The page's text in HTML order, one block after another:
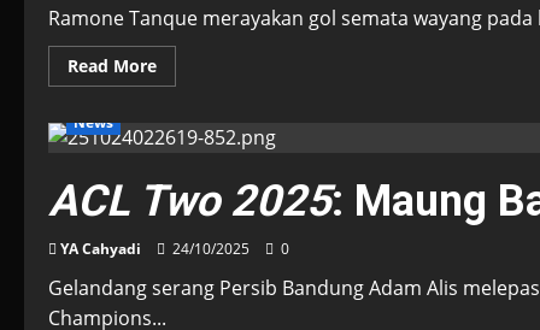
Ramone Tanque merayakan gol semata wayang pada
Read MoreRead
more
Sejarah:
Kalahkan
United
1-
0,
Juara
ACL
2!
News
ACL Two 2025: Maung
YA Cahyadi 24/10/2025 0
Gelandang serang Persib Bandung Adam Alis
Champions...